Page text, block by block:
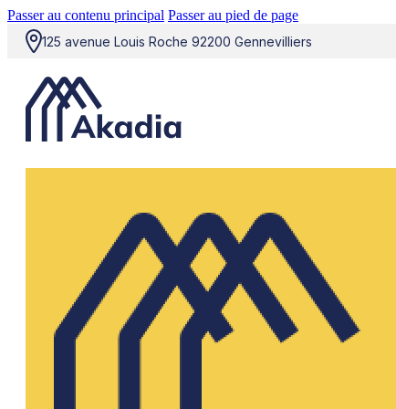
Passer au contenu principal Passer au pied de page
125 avenue Louis Roche 92200 Gennevilliers